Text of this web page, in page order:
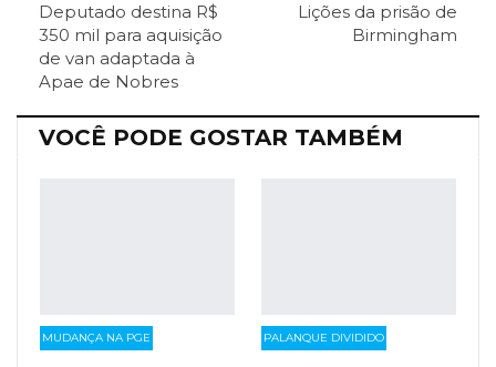
ReddIt Pinterest Telegram
Facebook Messenger
Deputado destina R$
350 mil para aquisição
de van adaptada à
Apae de Nobres
Lições da prisão de
Birmingham
VOCÊ PODE GOSTAR TAMBÉM
MUDANÇA NA PGE PALANQUE DIVIDIDO